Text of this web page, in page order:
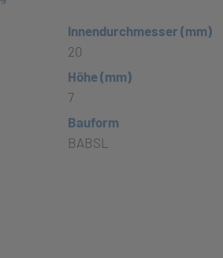
Innendurchmesser (mm)
20
Höhe (mm)
7
Bauform
BABSL